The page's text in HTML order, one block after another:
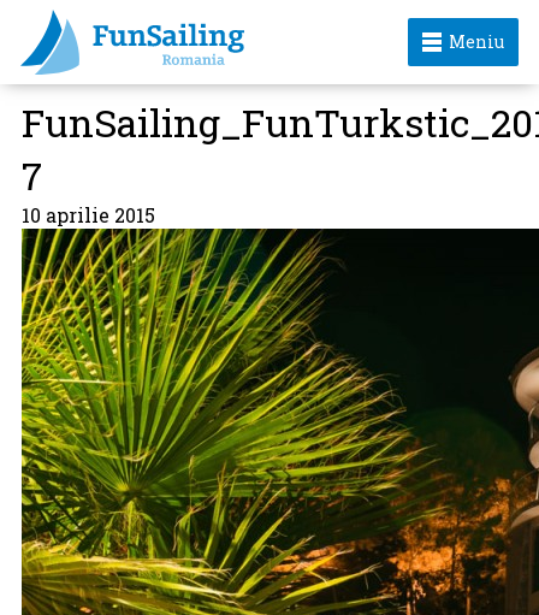
Meniu
7
10 aprilie 2015